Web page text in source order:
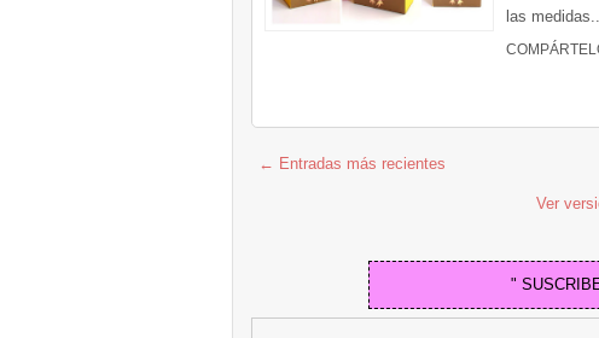
las
← Entradas más recientes
Ver
"